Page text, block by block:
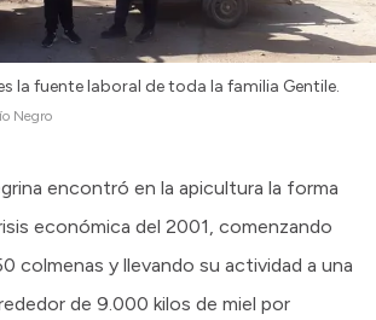
la fuente laboral de toda la familia Gentile.
Negro
encontró en la apicultura la forma
económica del 2001, comenzando
colmenas y llevando su actividad a una
de 9.000 kilos de miel por